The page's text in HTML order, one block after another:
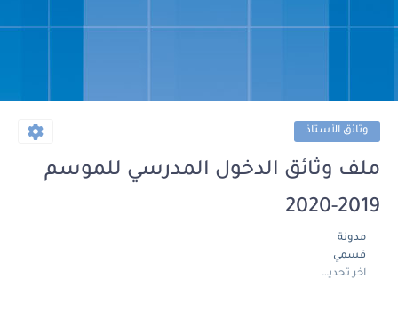
وثائق الأستاذ
ملف وثائق الدخول المدرسي للموسم
2019-2020
مدونة
قسمي
اخر تحديث :